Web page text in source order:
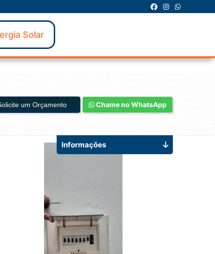
Solar
um Orçamento Chame no WhatsApp
Informações